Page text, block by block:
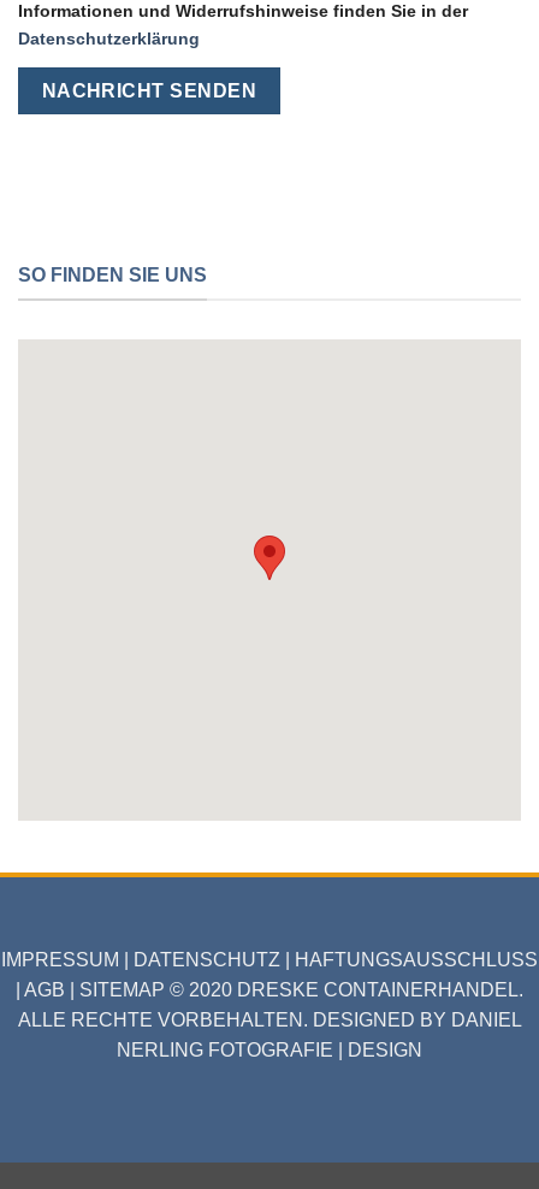
Informationen und Widerrufshinweise finden Sie in der
Datenschutzerklärung
SO FINDEN SIE UNS
IMPRESSUM DATENSCHUTZ
HAFTUNGSAUSSCHLUSS
AGB SITEMAP © 2020 DRESKE CONTAINERHANDEL.
ALLE RECHTE VORBEHALTEN. DESIGNED BY DANIEL
NERLING FOTOGRAFIE | DESIGN